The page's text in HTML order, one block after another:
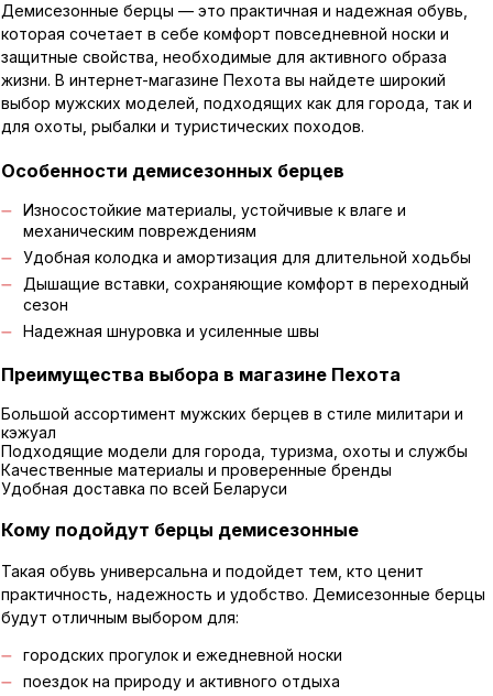
Демисезонные берцы — это практичная и надежная обувь,
которая сочетает в себе комфорт повседневной носки и
защитные свойства, необходимые для активного образа
жизни. В интернет-магазине Пехота вы найдете широкий
выбор мужских моделей, подходящих как для города, так и
для охоты, рыбалки и туристических походов.
Особенности демисезонных берцев
Износостойкие материалы, устойчивые к влаге и
механическим повреждениям
Удобная колодка и амортизация для длительной ходьбы
Дышащие вставки, сохраняющие комфорт в переходный
сезон
Надежная шнуровка и усиленные швы
Преимущества выбора в магазине Пехота
Большой ассортимент мужских берцев в стиле милитари и
кэжуал
Подходящие модели для города, туризма, охоты и службы
Качественные материалы и проверенные бренды
Удобная доставка по всей Беларуси
Кому подойдут берцы демисезонные
Такая обувь универсальна и подойдет тем, кто ценит
практичность, надежность и удобство. Демисезонные берцы
будут отличным выбором для:
городских прогулок и ежедневной носки
поездок на природу и активного отдыха